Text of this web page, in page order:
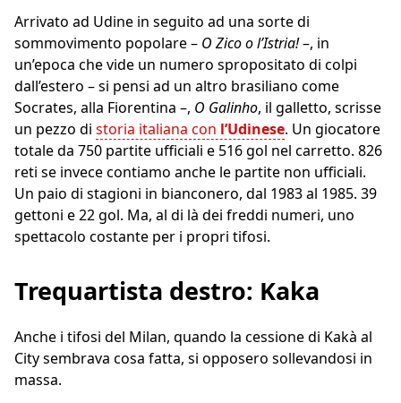
Arrivato ad Udine in seguito ad una sorte di
sommovimento popolare – O Zico o l’Istria!–, in
un’epoca che vide un numero spropositato di colpi
dall’estero – si pensi ad un altro brasiliano come
Socrates, alla Fiorentina –, O Galinho, il galletto, scrisse
un pezzo di storia italiana con l’Udinese. Un giocatore
totale da 750 partite ufficiali e 516 gol nel carretto. 826
reti se invece contiamo anche le partite non ufficiali.
Un paio di stagioni in bianconero, dal 1983 al 1985. 39
gettoni e 22 gol. Ma, al di là dei freddi numeri, uno
spettacolo costante per i propri tifosi.
Trequartista destro: Kaka
Anche i tifosi del Milan, quando la cessione di Kakà al
City sembrava cosa fatta, si opposero sollevandosi in
massa.